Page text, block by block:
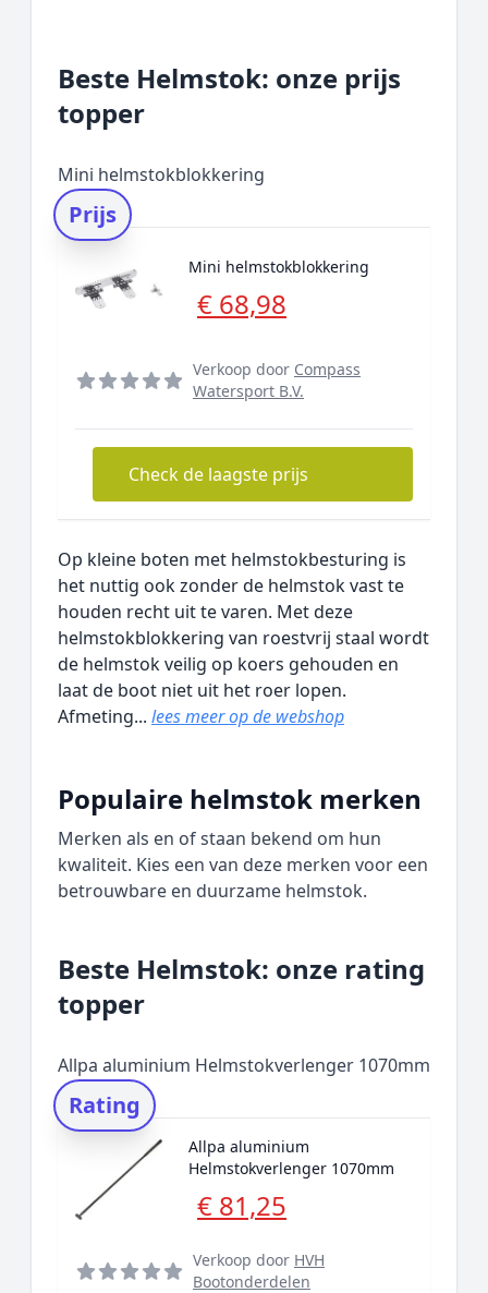
Beste Helmstok: onze prijs
topper
Mini helmstokblokkering
Prijs
Mini helmstokblokkering
€ 68,98
Verkoop door Compass
Watersport B.V.
Check de laagste prijs
Op kleine boten met helmstokbesturing is
het nuttig ook zonder de helmstok vast te
houden recht uit te varen. Met deze
helmstokblokkering van roestvrij staal wordt
de helmstok veilig op koers gehouden en
laat de boot niet uit het roer lopen.
Afmeting... lees meer op de webshop
Populaire helmstok merken
Merken als en of staan bekend om hun
kwaliteit. Kies een van deze merken voor een
betrouwbare en duurzame helmstok.
Beste Helmstok: onze rating
topper
Allpa aluminium Helmstokverlenger 1070mm
Rating
Allpa aluminium
Helmstokverlenger 1070mm
€ 81,25
Verkoop door HVH
Bootonderdelen